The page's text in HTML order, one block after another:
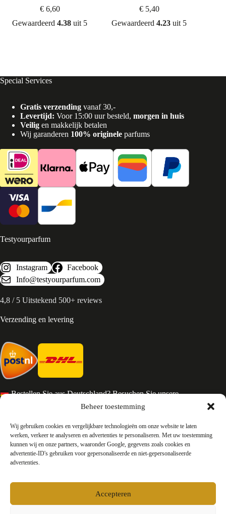
Beheer toestemming
Wij gebruiken cookies en vergelijkbare technologieën om onze website te laten
werken, verkeer te analyseren en advertenties te personaliseren. Met uw toestemming
kunnen wij en onze partners, waaronder Google, gegevens zoals cookies en
advertentie-ID's gebruiken voor gepersonaliseerde en niet-gepersonaliseerde
advertenties.
Accepteren
€6,60
Gewaardeerd4.38 uit 5
€5,40
Gewaardeerd4.23 uit 5
Special Services
Gratis verzending vanaf 30,-
Levertijd: Voor 15:00 uur besteld, morgen in huis
Veilig en makkelijk betalen
Wij garanderen 100% originele parfums
Testyourparfum
Instagram
Facebook
Info@testyourparfum.com
4,8 / 5 Uitstekend 500+ reviews
Verzending en levering
Bestellen Sie aus Deutschland? Besuchen Sie unsere
Services en Contact
Algemene voorwaarden
Retourneren
Privacy
Contact